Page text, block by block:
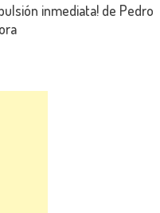
inmediata! de Pedro